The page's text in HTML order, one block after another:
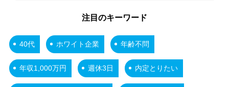
注目のキーワード
40代 ホワイト企業 年齢不問
年収1,000万円 週休3日 内定とりたい